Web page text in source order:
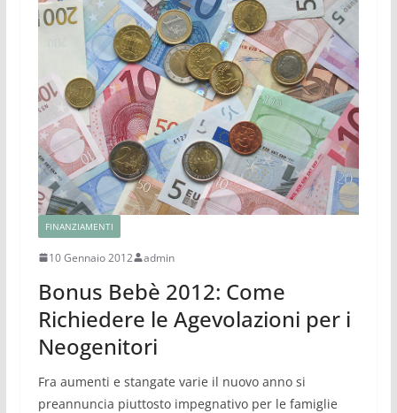
FINANZIAMENTI
10 Gennaio 2012 admin
Bonus Bebè 2012: Come
Richiedere le Agevolazioni per i
Neogenitori
Fra aumenti e stangate varie il nuovo anno si
preannuncia piuttosto impegnativo per le famiglie